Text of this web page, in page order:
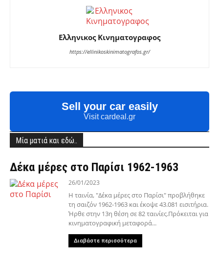
Ελληνικος Κινηματογραφος
https://ellinikoskinimatografos.gr/
Sell your car easily
Visit cardeal.gr
Μία ματιά και εδώ..
Δέκα μέρες στο Παρίσι 1962-1963
26/01/2023
Η ταινία, "Δέκα μέρες στο Παρίσι" προβλήθηκε
τη σαιζόν 1962-1963 και έκοψε 43.081 εισιτήρια.
Ήρθε στην 13η θέση σε 82 ταινίες.Πρόκειται για
κινηματογραφική μεταφορά...
Διαβάστε περισσότερα